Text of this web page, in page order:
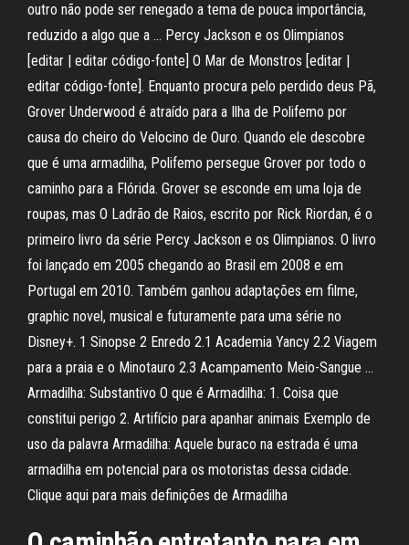
outro não pode ser renegado a tema de pouca importância,
reduzido a algo que a … Percy Jackson e os Olimpianos
[editar | editar código-fonte] O Mar de Monstros [editar |
editar código-fonte]. Enquanto procura pelo perdido deus Pã,
Grover Underwood é atraído para a Ilha de Polifemo por
causa do cheiro do Velocino de Ouro. Quando ele descobre
que é uma armadilha, Polifemo persegue Grover por todo o
caminho para a Flórida. Grover se esconde em uma loja de
roupas, mas O Ladrão de Raios, escrito por Rick Riordan, é o
primeiro livro da série Percy Jackson e os Olimpianos. O livro
foi lançado em 2005 chegando ao Brasil em 2008 e em
Portugal em 2010. Também ganhou adaptações em filme,
graphic novel, musical e futuramente para uma série no
Disney+. 1 Sinopse 2 Enredo 2.1 Academia Yancy 2.2 Viagem
para a praia e o Minotauro 2.3 Acampamento Meio-Sangue …
Armadilha: Substantivo O que é Armadilha: 1. Coisa que
constitui perigo 2. Artifício para apanhar animais Exemplo de
uso da palavra Armadilha: Aquele buraco na estrada é uma
armadilha em potencial para os motoristas dessa cidade.
Clique aqui para mais definições de Armadilha